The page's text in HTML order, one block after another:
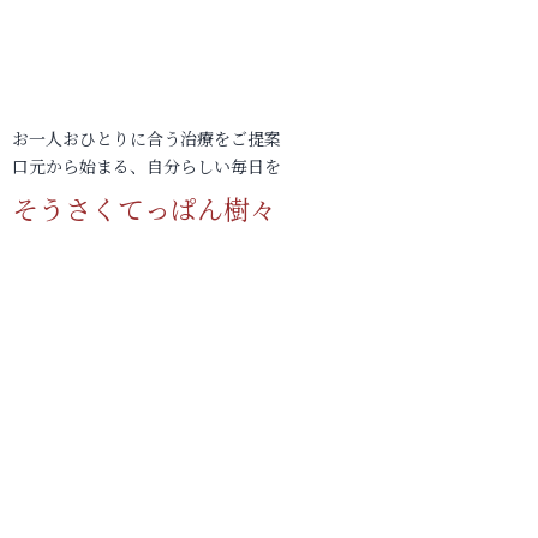
お一人おひとりに合う治療をご提案
口元から始まる、自分らしい毎日を
そうさくてっぱん樹々